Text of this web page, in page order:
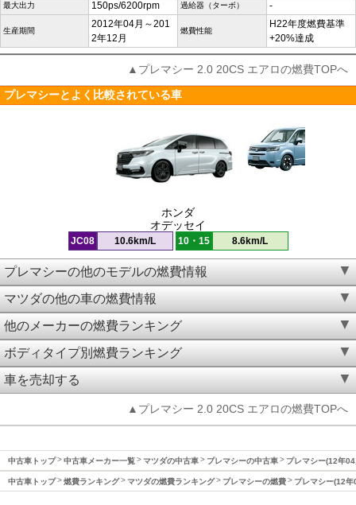
最大出力 150ps/6200rpm 過給器（ターボ） -
生産期間
2012年04月～201
2年12月
燃費性能
H22年度燃費基準
+20%達成
▲プレマシー 2.0 20CS エアロの燃費TOPへ
プレマシーとよく比較されている車
ホンダ
オデッセイ
JC08 10.6km/L 10・15 8.6km/L
プレマシーの他のモデルの燃費情報
マツダの他の車の燃費情報
他のメーカーの燃費ランキング
ボディタイプ別燃費ランキング
車を売却する
▲プレマシー 2.0 20CS エアロの燃費TOPへ
中古車トップ 中古車メーカー一覧 マツダの中古車 プレマシーの中古車 プレマシー(12年
中古車トップ 燃費ランキング マツダの燃費ランキング プレマシーの燃費 プレマシー(12